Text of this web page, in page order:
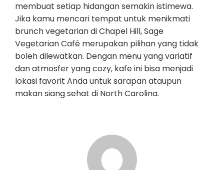
membuat setiap hidangan semakin istimewa.
Jika kamu mencari tempat untuk menikmati
brunch vegetarian di Chapel Hill, Sage
Vegetarian Café merupakan pilihan yang tidak
boleh dilewatkan. Dengan menu yang variatif
dan atmosfer yang cozy, kafe ini bisa menjadi
lokasi favorit Anda untuk sarapan ataupun
makan siang sehat di North Carolina.